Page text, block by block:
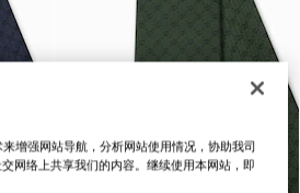
增强网站导航，分析网站使用情况，协助我司
网络上共享我们的内容。继续使用本网站，即